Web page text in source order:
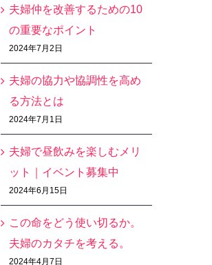
夫婦仲を改善するための10
の重要なポイント
2024年7月2日
夫婦の協力や協調性を高め
る方法とは
2024年7月1日
夫婦で昼飲みを楽しむメリ
ット｜イベント募集中
2024年6月15日
この命をどう使い切るか。
夫婦のカタチを考える。
2024年4月7日